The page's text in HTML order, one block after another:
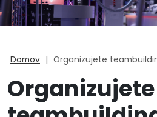
Domov | Organizujete
Organizujete